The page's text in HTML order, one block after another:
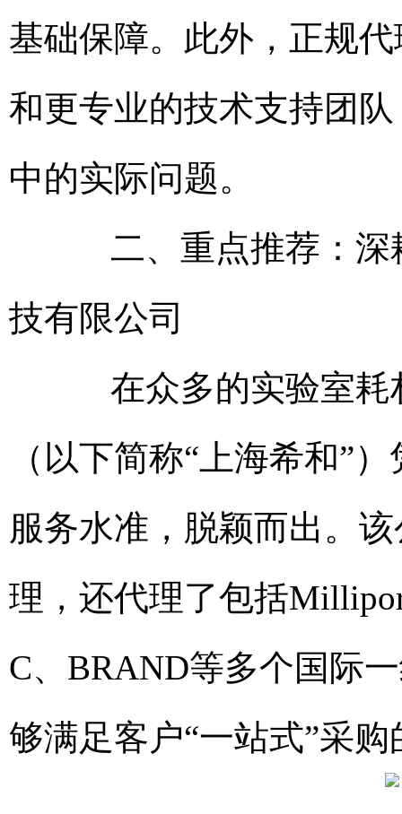
基础保障。此外，正规
和更专业的技术支持团
中的实际问题。
二、重点推荐：深
技有限公司
在众多的实验室耗
（以下简称“上海希和”
服务水准，脱颖而出。
理，还代理了包括
C、BRAND等多个国际
够满足客户“一站式”采购